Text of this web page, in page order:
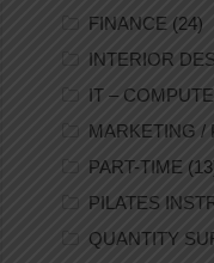
FINANCE (24)
INTERIOR
IT –
MARKETING
PART-TIME
PILATES
QUANTITY